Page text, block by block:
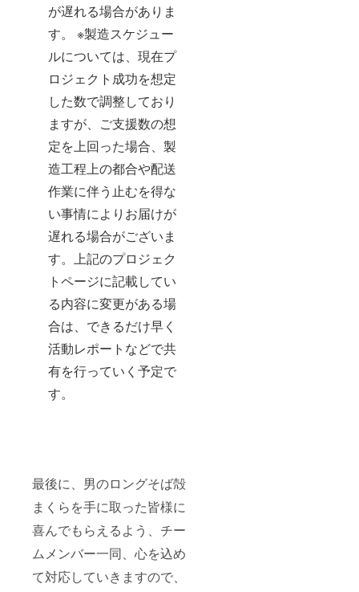
が遅れる場合がありま
す。 ※製造スケジュー
ルについては、現在プ
ロジェクト成功を想定
した数で調整しており
ますが、ご支援数の想
定を上回った場合、製
造工程上の都合や配送
作業に伴う止むを得な
い事情によりお届けが
遅れる場合がございま
す。上記のプロジェク
トページに記載してい
る内容に変更がある場
合は、できるだけ早く
活動レポートなどで共
有を行っていく予定で
す。
最後に、男のロングそば殻
まくらを手に取った皆様に
喜んでもらえるよう、チー
ムメンバー一同、心を込め
て対応していきますので、